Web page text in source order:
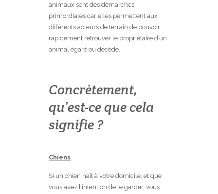
animaux sont des démarches
primordiales car elles permettent aux
différents acteurs de terrain de pouvoir
rapidement retrouver le propriétaire d’un
animal égaré ou décédé.
Concrètement,
qu’est-ce que cela
signifie ?
Chiens
Si un chien naît à votre domicile, et que
vous avez l’intention de le garder, vous